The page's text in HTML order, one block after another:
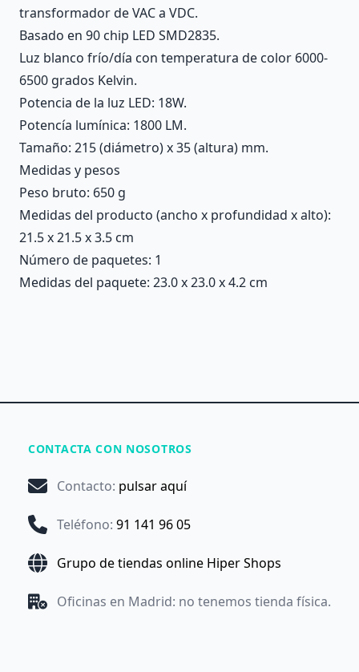
transformador de VAC a VDC.
Basado en 90 chip LED SMD2835.
Luz blanco frío/día con temperatura de color 6000-
6500 grados Kelvin.
Potencia de la luz LED: 18W.
Potencía lumínica: 1800 LM.
Tamaño: 215 (diámetro) x 35 (altura) mm.
Medidas y pesos
Peso bruto: 650 g
Medidas del producto (ancho x profundidad x alto):
21.5 x 21.5 x 3.5 cm
Número de paquetes: 1
Medidas del paquete: 23.0 x 23.0 x 4.2 cm
CONTACTA CON NOSOTROS
Contacto: pulsar aquí
Teléfono: 91 141 96 05
Grupo de tiendas online Hiper Shops
Oficinas en Madrid: no tenemos tienda física.